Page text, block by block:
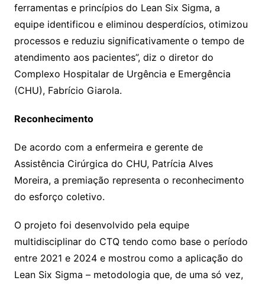
ferramentas e princípios do Lean Six Sigma, a
equipe identificou e eliminou desperdícios, otimizou
processos e reduziu significativamente o tempo de
atendimento aos pacientes”, diz o diretor do
Complexo Hospitalar de Urgência e Emergência
(CHU), Fabrício Giarola.
Reconhecimento
De acordo com a enfermeira e gerente de
Assistência Cirúrgica do CHU, Patrícia Alves
Moreira, a premiação representa o reconhecimento
do esforço coletivo.
O projeto foi desenvolvido pela equipe
multidisciplinar do CTQ tendo como base o período
entre 2021 e 2024 e mostrou como a aplicação do
Lean Six Sigma – metodologia que, de uma só vez,